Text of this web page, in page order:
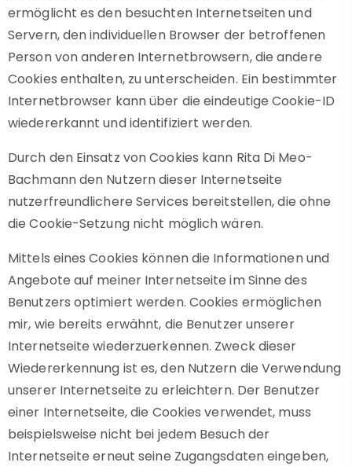
ermöglicht es den besuchten Internetseiten und
Servern, den individuellen Browser der betroffenen
Person von anderen Internetbrowsern, die andere
Cookies enthalten, zu unterscheiden. Ein bestimmter
Internetbrowser kann über die eindeutige Cookie-ID
wiedererkannt und identifiziert werden.
Durch den Einsatz von Cookies kann Rita Di Meo-
Bachmann den Nutzern dieser Internetseite
nutzerfreundlichere Services bereitstellen, die ohne
die Cookie-Setzung nicht möglich wären.
Mittels eines Cookies können die Informationen und
Angebote auf meiner Internetseite im Sinne des
Benutzers optimiert werden. Cookies ermöglichen
mir, wie bereits erwähnt, die Benutzer unserer
Internetseite wiederzuerkennen. Zweck dieser
Wiedererkennung ist es, den Nutzern die Verwendung
unserer Internetseite zu erleichtern. Der Benutzer
einer Internetseite, die Cookies verwendet, muss
beispielsweise nicht bei jedem Besuch der
Internetseite erneut seine Zugangsdaten eingeben,